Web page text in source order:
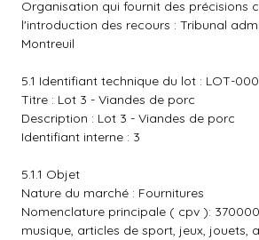
Organisation qui fournit des précisions
l'introduction des recours : Tribunal
Montreuil
5.1 Identifiant technique du lot : LOT-
Titre : Lot 3 - Viandes de porc
Description : Lot 3 - Viandes de porc
Identifiant interne : 3
5.1.1 Objet
Nature du marché : Fournitures
Nomenclature principale ( cpv ):
musique, articles de sport, jeux, jouets,